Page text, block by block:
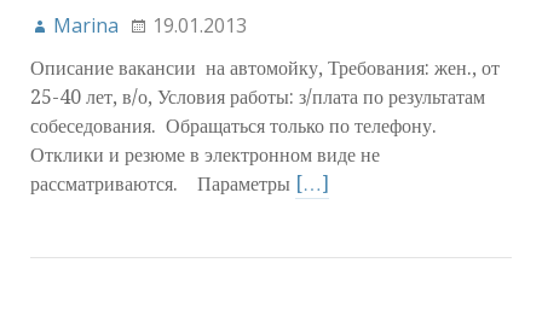
Marina 19.01.2013
Описание вакансии на автомойку, Требования: жен., от
25-40 лет, в/о, Условия работы: з/плата по результатам
собеседования. Обращаться только по телефону.
Отклики и резюме в электронном виде не
рассматриваются. Параметры […]